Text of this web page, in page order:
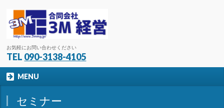
お気軽にお問い合わせください
TEL 090-3138-4105
MENU
セミナー